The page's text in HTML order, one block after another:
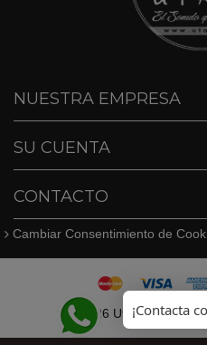
NUESTRA EMPRESA
SU CUENTA
CONTACTO
Cambiar Consentimiento de
© 2026 Utara · Tel.